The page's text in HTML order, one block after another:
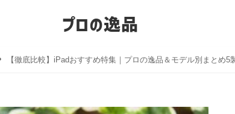
プロの逸品
【徹底比較】iPadおすすめ特集｜プロの逸品＆モデル別まとめ5